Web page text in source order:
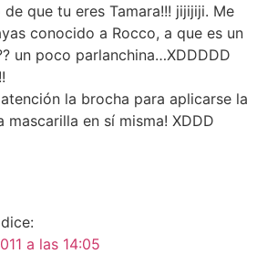
que tu eres Tamara!!! jijijiji. Me
conocido a Rocco, a que es un
un poco parlanchina…XDDDDD
la brocha para aplicarse la
mascarilla en sí misma! XDDD
dice:
a las 14:05